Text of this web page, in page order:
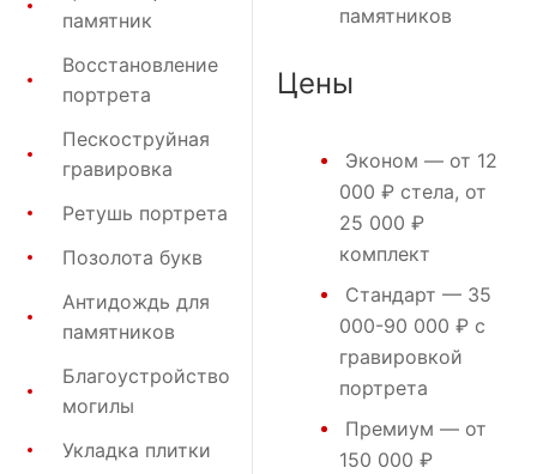
памятник
Восстановление
портрета
Пескоструйная
гравировка
Ретушь портрета
Позолота букв
Антидождь для
памятников
Благоустройство
могилы
Укладка плитки
памятников
Цены
Эконом — от 12
000 ₽ стела, от
25 000 ₽
комплект
Стандарт — 35
000-90 000 ₽ с
гравировкой
портрета
Премиум — от
150 000 ₽